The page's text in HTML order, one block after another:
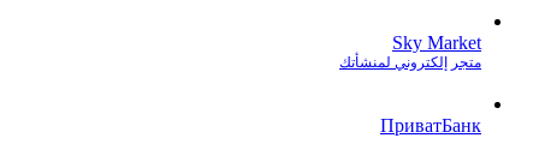
Sky Market
متجر إلكتروني لمنشأتك
ПриватБанк